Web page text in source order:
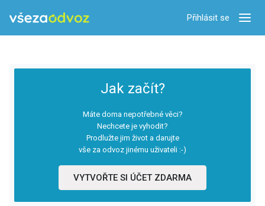
Přihlásit se
Jak začít?
Máte doma nepotřebné věci?
Nechcete je vyhodit?
Prodlužte jim život a darujte
vše za odvoz jinému uživateli :-)
VYTVOŘTE SI ÚČET ZDARMA